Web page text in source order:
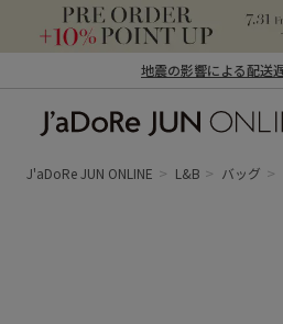
地震の影響による配送
ン オンライン）
J'aDoRe JUN ONLINE L&B バッグ